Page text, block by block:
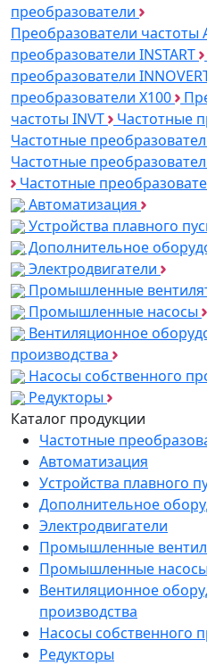
преобразователи
Преобразователи частоты
преобразователи INSTART
преобразователи
преобразователи Х100
частоты INVT
Частотные
Частотные
Частотные
Частотные
Автоматизация
Устройства плавного
Дополнительное
Электродвигатели
Промышленные
Промышленные насосы
Вентиляционное
производства
Насосы собственного
Редукторы
Каталог продукции
Частотные
Автоматизация
Устройства плавного
Дополнительное
Электродвигатели
Промышленные
Промышленные насосы
Вентиляционное
производства
Насосы собственного
Редукторы